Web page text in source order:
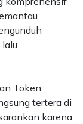
Token”,
tertera di
karena